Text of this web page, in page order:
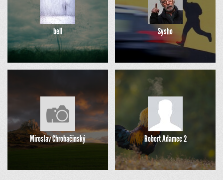
bell Sysho
Miroslav Chrobačinský Robert Adamec 2